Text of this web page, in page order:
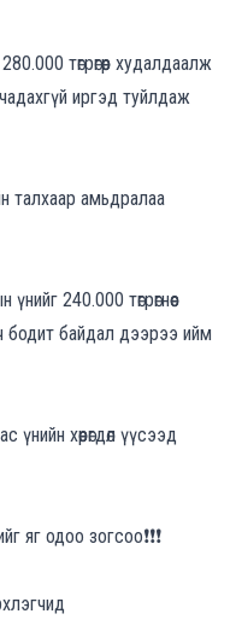
төгрөгөөр худалдаалж
иргэд туйлдаж
талхаар амьдралаа
240.000 төгрөгнөөс
бодит байдал дээрээ ийм
хөөрөгдөл үүсээд
яг одоо зогсоо❗❗❗